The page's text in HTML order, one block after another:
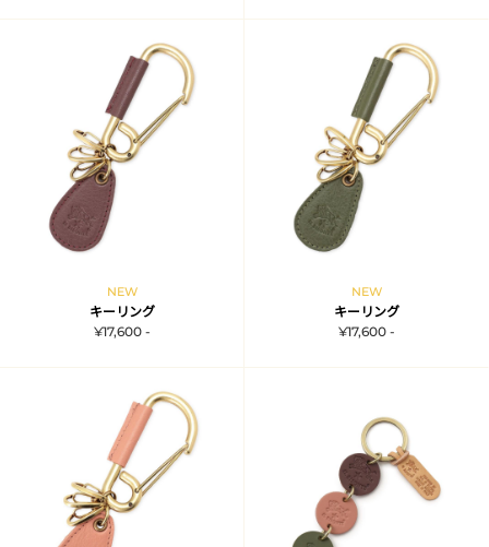
NEW
キーリング
¥17,600 -
NEW
キーリング
¥17,600 -